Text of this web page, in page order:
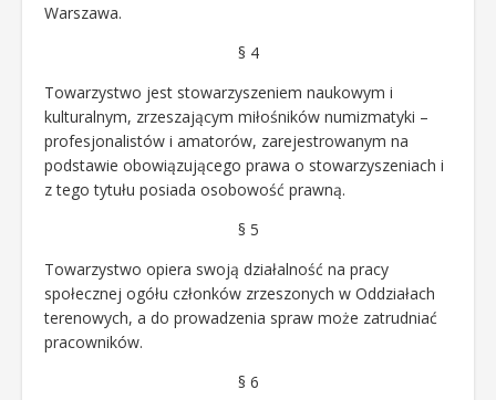
Warszawa.
§ 4
Towarzystwo jest stowarzyszeniem naukowym i
kulturalnym, zrzeszającym miłośników numizmatyki –
profesjonalistów i amatorów, zarejestrowanym na
podstawie obowiązującego prawa o stowarzyszeniach i
z tego tytułu posiada osobowość prawną.
§ 5
Towarzystwo opiera swoją działalność na pracy
społecznej ogółu członków zrzeszonych w Oddziałach
terenowych, a do prowadzenia spraw może zatrudniać
pracowników.
§ 6